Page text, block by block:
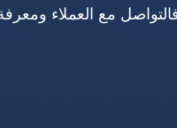
مع العملاء